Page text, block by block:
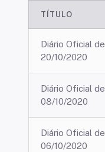
TÍTULO
Diário Oficial de
20/10/2020
Diário Oficial de
08/10/2020
Diário Oficial de
06/10/2020